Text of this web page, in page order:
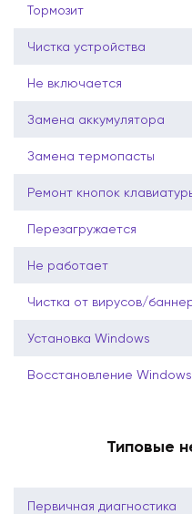
Тормозит
Чистка устройства
Не включается
Замена аккумулятора
Замена термопасты
Ремонт кнопок
Перезагружается
Не работает
Чистка от вирусов/
Установка Windows
Восстановление Windows
Типовые
Первичная диагностика